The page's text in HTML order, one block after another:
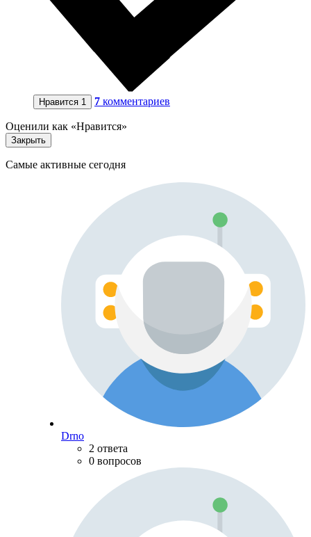
Нравится 1 7 комментариев
Оценили как «Нравится»
Закрыть
Самые активные сегодня
Drno
2 ответа
0 вопросов